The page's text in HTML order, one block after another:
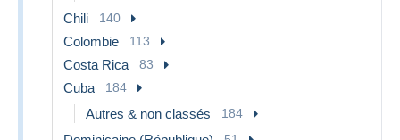
Chili 140
Colombie 113
Costa Rica 83
Cuba 184
Autres & non classés 184